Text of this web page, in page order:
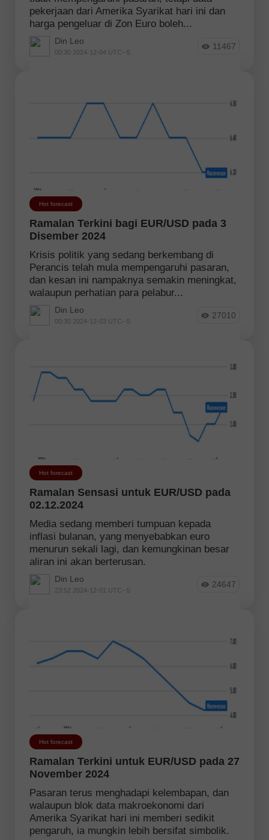
pekerjaan dari Amerika Syarikat hari ini dan
harga pengeluar di Zon Euro boleh...
Din Leo
00:30 2024-12-04 UTC--5
11467
Hot forecast
Ramalan Terkini bagi EUR/USD pada 3
Disember 2024
Krisis politik yang sedang berkembang di
Perancis telah mula mempengaruhi pasaran,
dan kesan ini nampaknya semakin meningkat,
walaupun perhatian para pelabur...
Din Leo
00:30 2024-12-03 UTC--5
27010
Hot forecast
Ramalan Sensasi untuk EUR/USD pada
02.12.2024
Media sedang memberi tumpuan kepada
inflasi bulanan, yang menyebabkan euro
menurun sekali lagi, dan kemungkinan besar
aliran ini akan berterusan.
Din Leo
23:52 2024-12-01 UTC--5
24647
Hot forecast
Ramalan Terkini untuk EUR/USD pada 27
November 2024
Pasaran terus menghadapi kelembapan, dan
walaupun blok data makroekonomi dari
Amerika Syarikat hari ini memberi sedikit
pengaruh, ia mungkin lebih bersifat simbolik.